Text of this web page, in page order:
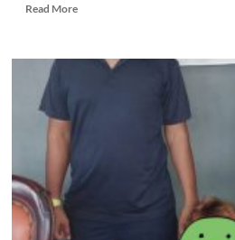
Read MoreRead
Satreskrim